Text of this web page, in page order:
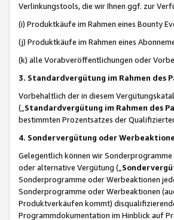
Verlinkungstools, die wir Ihnen ggf. zur
(i) Produktkäufe im Rahmen eines Bounty
(j) Produktkäufe im Rahmen eines
(k) alle Vorabveröffentlichungen oder
3. Standardvergütung im Rahmen des
Vorbehaltlich der in diesem
(„ Standardvergütung im Rahmen des
bestimmten Prozentsatzes der
4. Sondervergütung oder
Gelegentlich können wir
oder alternative Vergütung („
Sonderprogramme oder Werbeaktionen
Sonderprogramme oder Werbeaktionen
Produktverkäufen kommt)
Programmdokumentation im Hinblick auf